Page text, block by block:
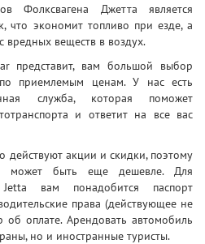
Фолксвагена Джетта является
что экономит топливо при езде, а
веществ в воздух.
представит, вам большой выбор
приемлемым ценам. У нас есть
служба, которая поможет
и ответит на все вас
действуют акции и скидки, поэтому
может быть еще дешевле.
Для
вам понадобится паспорт
права (действующее не
об оплате. Арендовать автомобиль
но и иностранные туристы.